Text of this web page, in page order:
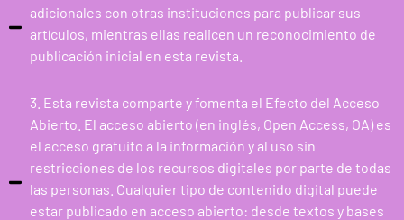
adicionales con otras instituciones para publicar sus
artículos, mientras ellas realicen un reconocimiento de
publicación inicial en esta revista.
3. Esta revista comparte y fomenta el Efecto del Acceso
Abierto. El acceso abierto (en inglés, Open Access, OA) es
el acceso gratuito a la información y al uso sin
restricciones de los recursos digitales por parte de todas
las personas. Cualquier tipo de contenido digital puede
estar publicado en acceso abierto: desde textos y bases